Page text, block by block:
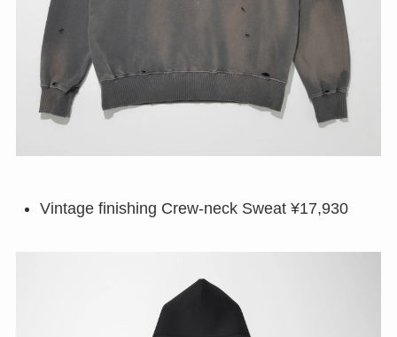
Vintage finishing Crew-neck Sweat ¥17,930